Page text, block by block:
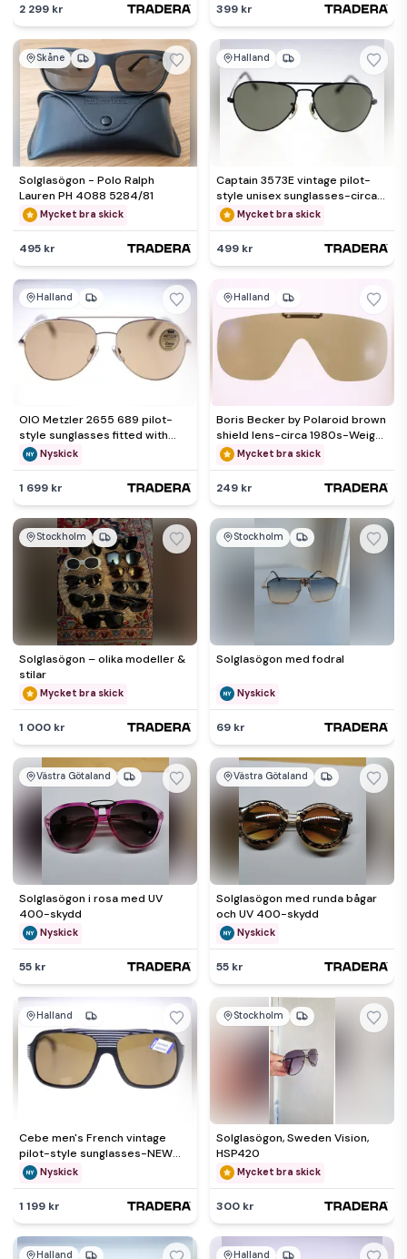
2 299 kr 399 kr
Skåne
Solglasögon - Polo Ralph
Lauren PH 4088 5284/81
Mycket bra skick
495 kr
Halland
Captain 3573E vintage pilot-
style unisex sunglasses-circa
1980s (Weight: 36g)
Mycket bra skick
499 kr
Halland
OIO Metzler 2655 689 pilot-
style sunglasses fitted with
Zeiss Umbral lenses-NEW
Nyskick
1 699 kr
Halland
Boris Becker by Polaroid brown
shield lens-circa 1980s-Weight
6g-FREE postage
Mycket bra skick
249 kr
Stockholm
Solglasögon – olika modeller &
stilar
Mycket bra skick
1 000 kr
Stockholm
Solglasögon med fodral
Nyskick
69 kr
Västra Götaland
Solglasögon i rosa med UV
400-skydd
Nyskick
55 kr
Västra Götaland
Solglasögon med runda bågar
och UV 400-skydd
Nyskick
55 kr
Halland
Cebe men's French vintage
pilot-style sunglasses-NEW
old stock-circa 1980s-42g
Nyskick
1 199 kr
Stockholm
Solglasögon, Sweden Vision,
HSP420
Mycket bra skick
300 kr
Halland Halland